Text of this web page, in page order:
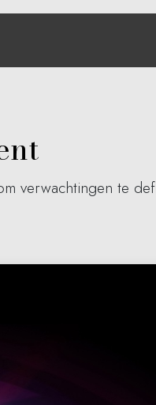
verwachtingen te